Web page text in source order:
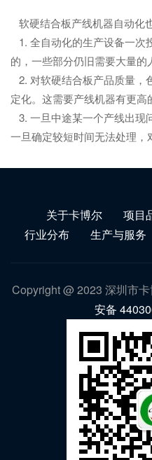
软硬结合板产线机器自动化
1. 全自动化的生产设备一次
的，一些部分仍旧需要大量的
2. 对软硬结合板产品质量，
定化。这需要产线机器有更高
3. 一旦中途某一个产线出现
一旦确定较短时间无法处理，
关于卡博尔 项目
行业分布
生产与服务
Copyright @ 2023 深圳市
安备